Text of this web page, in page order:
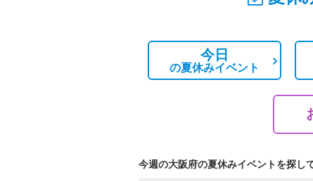
今日
の夏休みイベント
今週の大阪府の夏休みイベントを探し